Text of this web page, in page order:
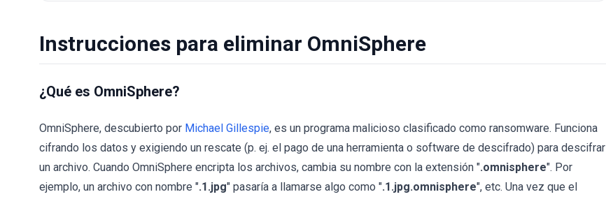
Instrucciones para eliminar OmniSphere
¿Qué es OmniSphere?
OmniSphere, descubierto por Michael Gillespie, es un programa malicioso clasificado como ransomware. Funciona
cifrando los datos y exigiendo un rescate (p. ej. el pago de una herramienta o software de descifrado) para descifrar
un archivo. Cuando OmniSphere encripta los archivos, cambia su nombre con la extensión ".omnisphere". Por
ejemplo, un archivo con nombre ".1.jpg" pasaría a llamarse algo como ".1.jpg.omnisphere", etc. Una vez que el